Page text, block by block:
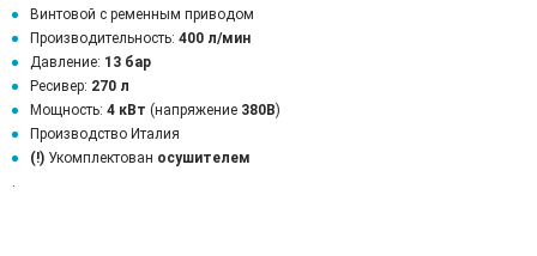
Винтовой с ременным приводом
Производительность: 400 л/мин
Давление: 13 бар
Ресивер: 270 л
Мощность: 4 кВт (напряжение 380В)
Производство Италия
(!) Укомплектован осушителем